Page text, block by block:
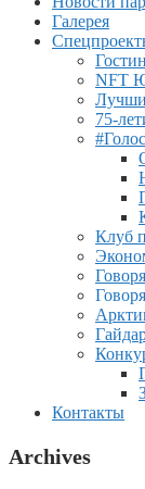
Галерея
NFT
75-
Клуб
Контакты
Archives